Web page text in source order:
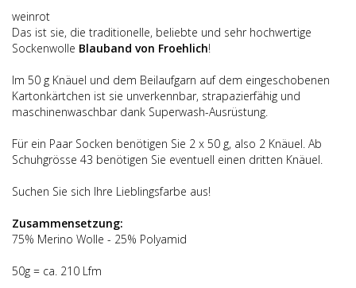
weinrot
Das ist sie, die traditionelle, beliebte und sehr hochwertige
Sockenwolle Blauband von Froehlich!
Im 50 g Knäuel und dem Beilaufgarn auf dem eingeschobenen
Kartonkärtchen ist sie unverkennbar, strapazierfähig und
maschinenwaschbar dank Superwash-Ausrüstung.
Für ein Paar Socken benötigen Sie 2 x 50 g, also 2 Knäuel. Ab
Schuhgrösse 43 benötigen Sie eventuell einen dritten Knäuel.
Suchen Sie sich Ihre Lieblingsfarbe aus!
Zusammensetzung:
75% Merino Wolle - 25% Polyamid
50g = ca. 210 Lfm